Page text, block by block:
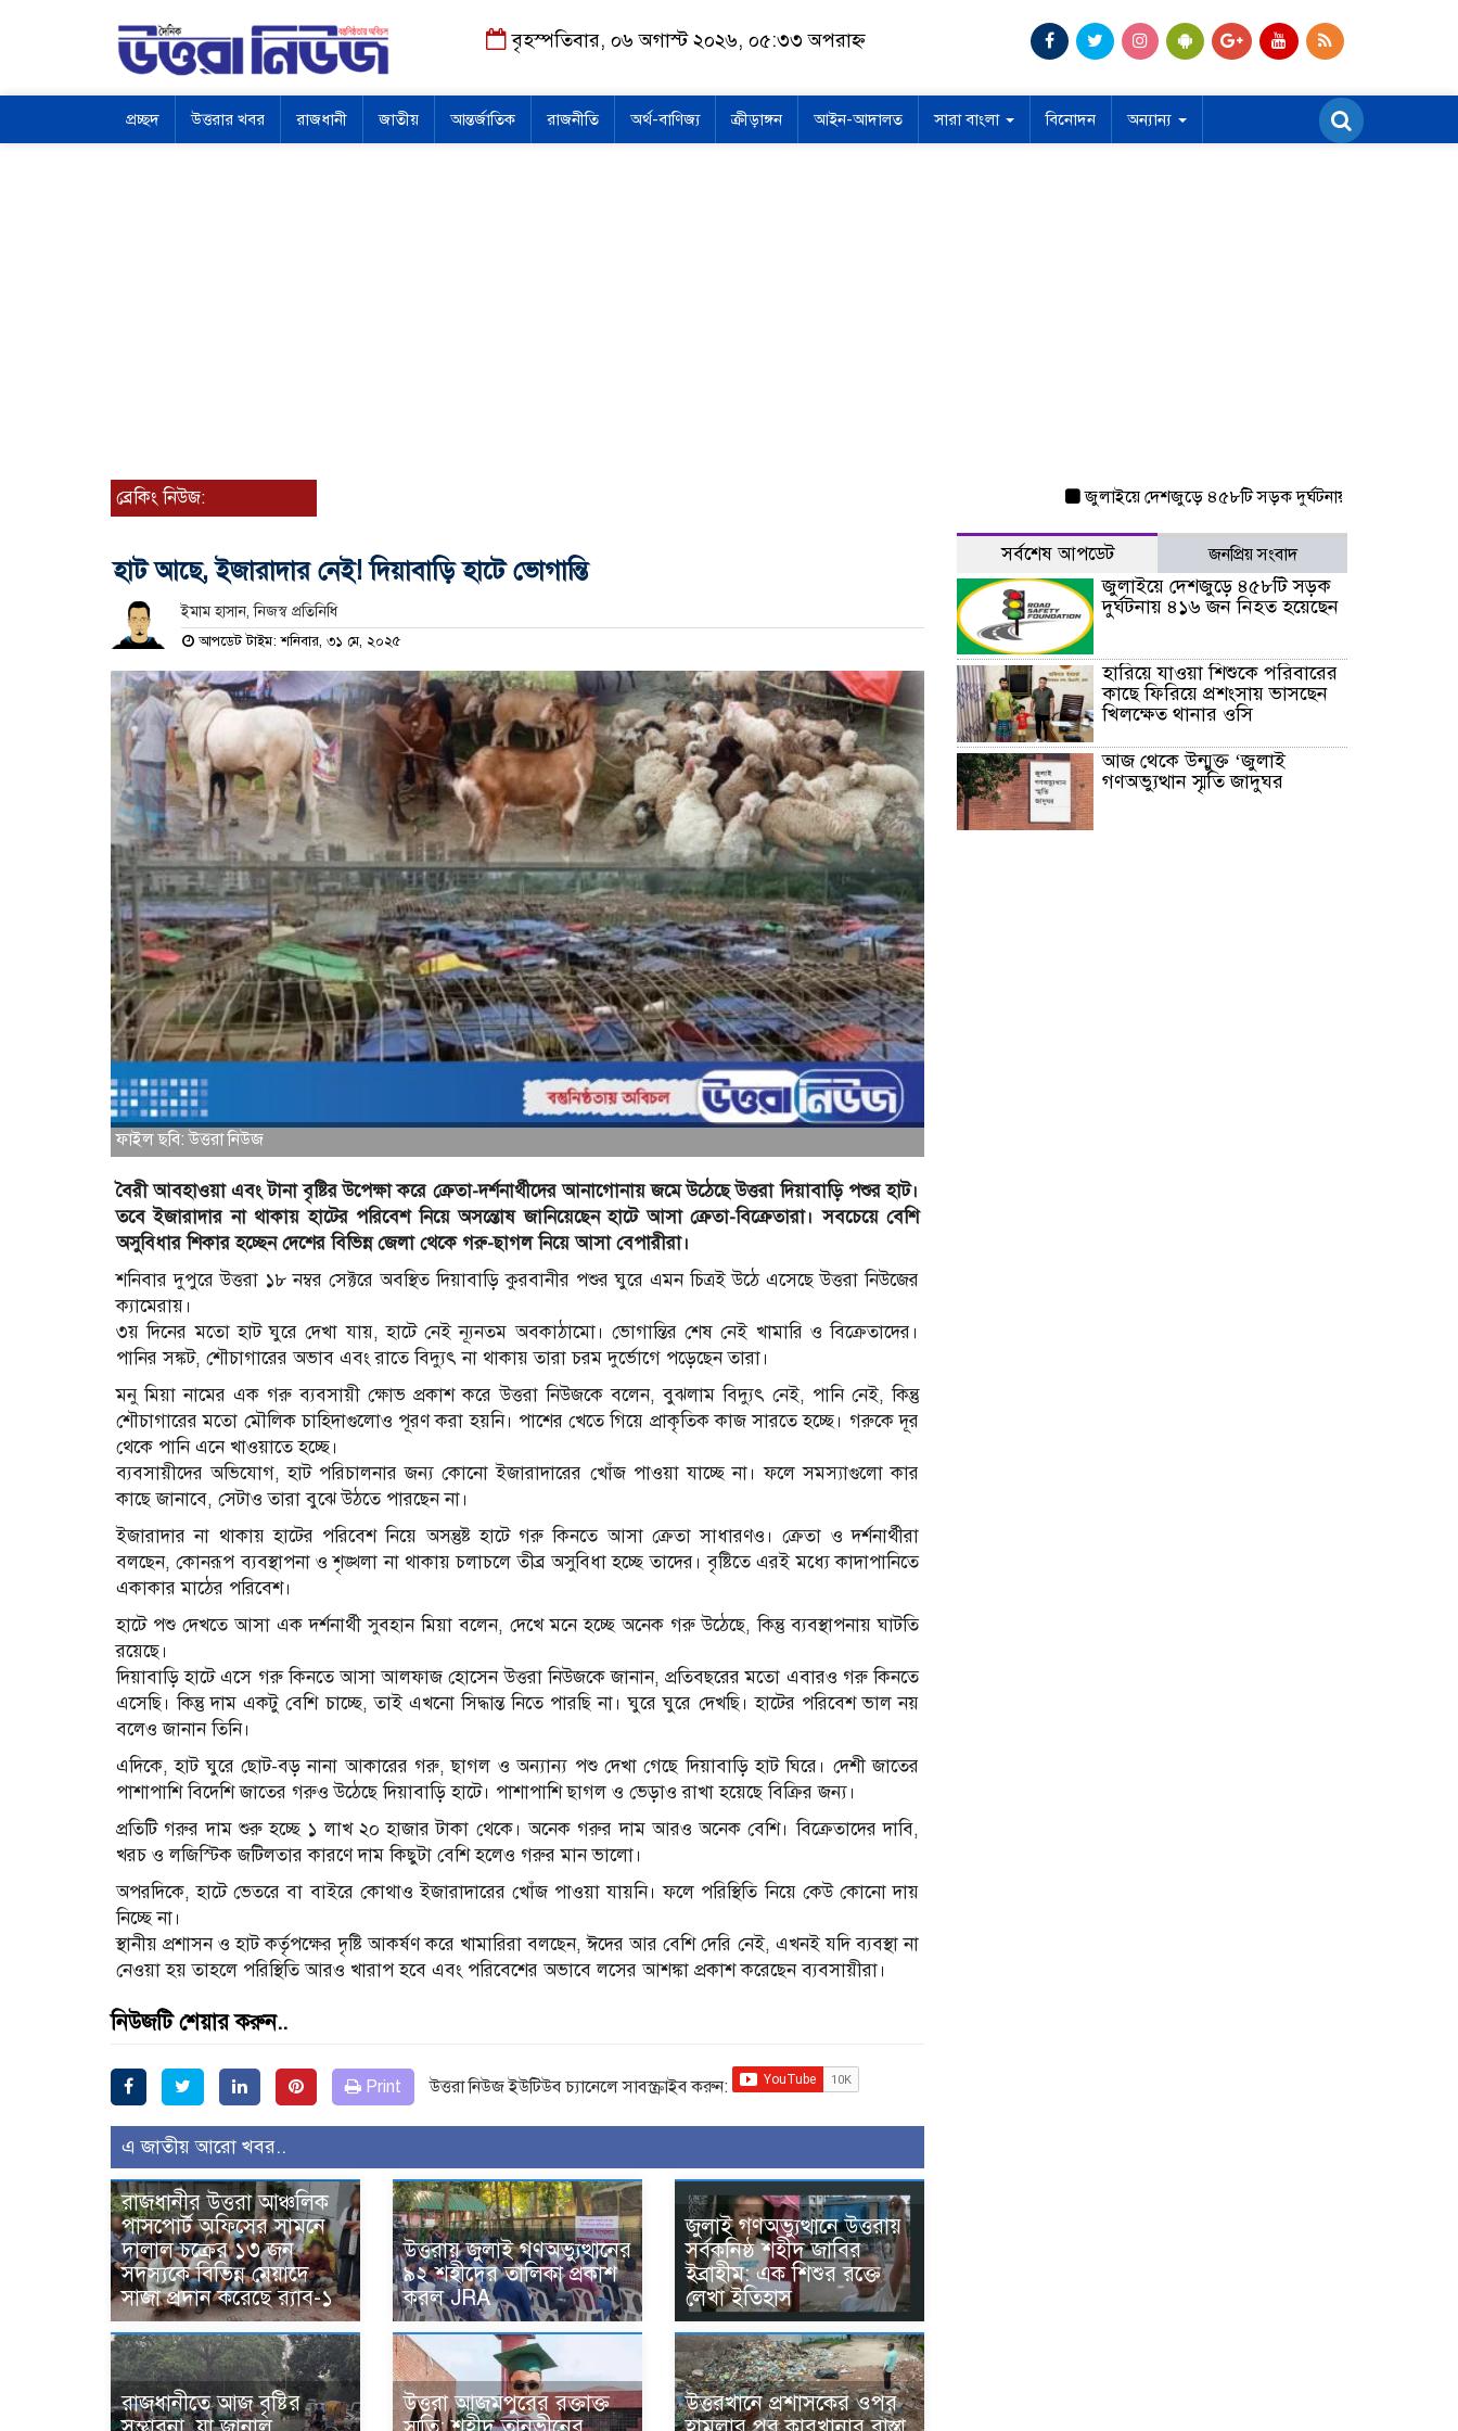
বৃহস্পতিবার, ০৬ অগাস্ট ২০২৬, ০৫:৩৩ অপরাহ্ন
প্রচ্ছদ উত্তরার খবর রাজধানী জাতীয় আন্তর্জাতিক রাজনীতি অর্থ-বাণিজ্য ক্রীড়াঙ্গন আইন-আদালত সারা বাংলা বিনোদন অন্যান্য
ব্রেকিং নিউজ: জুলাইয়ে দেশজুড়ে ৪৫৮টি সড়ক দুর্ঘটনায় ৪১৬ জন নিহত হয়েছেন
হাট আছে, ইজারাদার নেই! দিয়াবাড়ি হাটে ভোগান্তি
ইমাম হাসান, নিজস্ব প্রতিনিধি
আপডেট টাইম: শনিবার, ৩১ মে, ২০২৫
ফাইল ছবি: উত্তরা নিউজ
বৈরী আবহাওয়া এবং টানা বৃষ্টির উপেক্ষা করে ক্রেতা-দর্শনার্থীদের আনাগোনায় জমে উঠেছে উত্তরা দিয়াবাড়ি পশুর হাট।
তবে ইজারাদার না থাকায় হাটের পরিবেশ নিয়ে অসন্তোষ জানিয়েছেন হাটে আসা ক্রেতা-বিক্রেতারা। সবচেয়ে বেশি
অসুবিধার শিকার হচ্ছেন দেশের বিভিন্ন জেলা থেকে গরু-ছাগল নিয়ে আসা বেপারীরা।
শনিবার দুপুরে উত্তরা ১৮ নম্বর সেক্টরে অবস্থিত দিয়াবাড়ি কুরবানীর পশুর ঘুরে এমন চিত্রই উঠে এসেছে উত্তরা নিউজের
ক্যামেরায়।
৩য় দিনের মতো হাট ঘুরে দেখা যায়, হাটে নেই ন্যূনতম অবকাঠামো। ভোগান্তির শেষ নেই খামারি ও বিক্রেতাদের।
পানির সঙ্কট, শৌচাগারের অভাব এবং রাতে বিদ্যুৎ না থাকায় তারা চরম দুর্ভোগে পড়েছেন তারা।
মনু মিয়া নামের এক গরু ব্যবসায়ী ক্ষোভ প্রকাশ করে উত্তরা নিউজকে বলেন, বুঝলাম বিদ্যুৎ নেই, পানি নেই, কিন্তু
শৌচাগারের মতো মৌলিক চাহিদাগুলোও পূরণ করা হয়নি। পাশের খেতে গিয়ে প্রাকৃতিক কাজ সারতে হচ্ছে। গরুকে দূর
থেকে পানি এনে খাওয়াতে হচ্ছে।
ব্যবসায়ীদের অভিযোগ, হাট পরিচালনার জন্য কোনো ইজারাদারের খোঁজ পাওয়া যাচ্ছে না। ফলে সমস্যাগুলো কার
কাছে জানাবে, সেটাও তারা বুঝে উঠতে পারছেন না।
ইজারাদার না থাকায় হাটের পরিবেশ নিয়ে অসন্তুষ্ট হাটে গরু কিনতে আসা ক্রেতা সাধারণও। ক্রেতা ও দর্শনার্থীরা
বলছেন, কোনরূপ ব্যবস্থাপনা ও শৃঙ্খলা না থাকায় চলাচলে তীব্র অসুবিধা হচ্ছে তাদের। বৃষ্টিতে এরই মধ্যে কাদাপানিতে
একাকার মাঠের পরিবেশ।
হাটে পশু দেখতে আসা এক দর্শনার্থী সুবহান মিয়া বলেন, দেখে মনে হচ্ছে অনেক গরু উঠেছে, কিন্তু ব্যবস্থাপনায় ঘাটতি
রয়েছে।
দিয়াবাড়ি হাটে এসে গরু কিনতে আসা আলফাজ হোসেন উত্তরা নিউজকে জানান, প্রতিবছরের মতো এবারও গরু কিনতে
এসেছি। কিন্তু দাম একটু বেশি চাচ্ছে, তাই এখনো সিদ্ধান্ত নিতে পারছি না। ঘুরে ঘুরে দেখছি। হাটের পরিবেশ ভাল নয়
বলেও জানান তিনি।
এদিকে, হাট ঘুরে ছোট-বড় নানা আকারের গরু, ছাগল ও অন্যান্য পশু দেখা গেছে দিয়াবাড়ি হাট ঘিরে। দেশী জাতের
পাশাপাশি বিদেশি জাতের গরুও উঠেছে দিয়াবাড়ি হাটে। পাশাপাশি ছাগল ও ভেড়াও রাখা হয়েছে বিক্রির জন্য।
প্রতিটি গরুর দাম শুরু হচ্ছে ১ লাখ ২০ হাজার টাকা থেকে। অনেক গরুর দাম আরও অনেক বেশি। বিক্রেতাদের দাবি,
খরচ ও লজিস্টিক জটিলতার কারণে দাম কিছুটা বেশি হলেও গরুর মান ভালো।
অপরদিকে, হাটে ভেতরে বা বাইরে কোথাও ইজারাদারের খোঁজ পাওয়া যায়নি। ফলে পরিস্থিতি নিয়ে কেউ কোনো দায়
নিচ্ছে না।
স্থানীয় প্রশাসন ও হাট কর্তৃপক্ষের দৃষ্টি আকর্ষণ করে খামারিরা বলছেন, ঈদের আর বেশি দেরি নেই, এখনই যদি ব্যবস্থা না
নেওয়া হয় তাহলে পরিস্থিতি আরও খারাপ হবে এবং পরিবেশের অভাবে লসের আশঙ্কা প্রকাশ করেছেন ব্যবসায়ীরা।
নিউজটি শেয়ার করুন..
Print উত্তরা নিউজ ইউটিউব চ্যানেলে সাবস্ক্রাইব করুন:
এ জাতীয় আরো খবর..
রাজধানীর উত্তরা আঞ্চলিক
পাসপোর্ট অফিসের সামনে
দালাল চক্রের ১৩ জন
সদস্যকে বিভিন্ন মেয়াদে
সাজা প্রদান করেছে র‌্যাব-১
উত্তরায় জুলাই গণঅভ্যুত্থানের
৯২ শহীদের তালিকা প্রকাশ
করল JRA
জুলাই গণঅভ্যুত্থানে উত্তরায়
সর্বকনিষ্ঠ শহীদ জাবির
ইব্রাহীম: এক শিশুর রক্তে
লেখা ইতিহাস
রাজধানীতে আজ বৃষ্টির
উত্তরা আজমপুরের রক্তাক্ত
উত্তরখানে প্রশাসকের ওপর
সর্বশেষ আপডেট জনপ্রিয় সংবাদ
জুলাইয়ে দেশজুড়ে ৪৫৮টি সড়ক
দুর্ঘটনায় ৪১৬ জন নিহত হয়েছেন
হারিয়ে যাওয়া শিশুকে পরিবারের
কাছে ফিরিয়ে প্রশংসায় ভাসছেন
খিলক্ষেত থানার ওসি
আজ থেকে উন্মুক্ত ‘জুলাই
গণঅভ্যুত্থান স্মৃতি জাদুঘর